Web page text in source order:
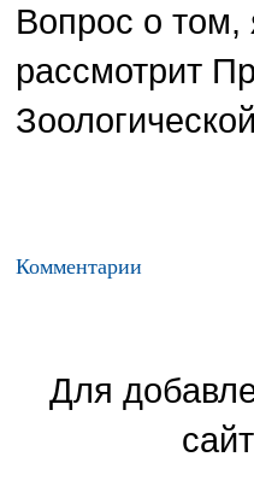
Вопрос о том,
рассмотрит
Комментарии
Для